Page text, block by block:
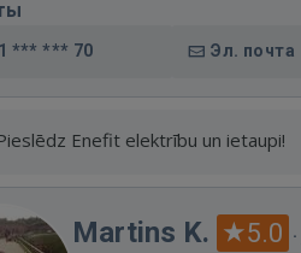
*** *** 70 Эл. почта
Enefit elektrību un ietaupi!
Martins K. 5.0 ·